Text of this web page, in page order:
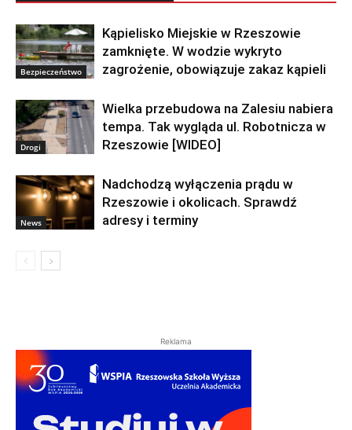
Bezpieczeństwo
Kąpielisko Miejskie w Rzeszowie
zamknięte. W wodzie wykryto
zagrożenie, obowiązuje zakaz kąpieli
Drogi
Wielka przebudowa na Zalesiu nabiera
tempa. Tak wygląda ul. Robotnicza w
Rzeszowie [WIDEO]
News
Nadchodzą wyłączenia prądu w
Rzeszowie i okolicach. Sprawdź
adresy i terminy
Reklama